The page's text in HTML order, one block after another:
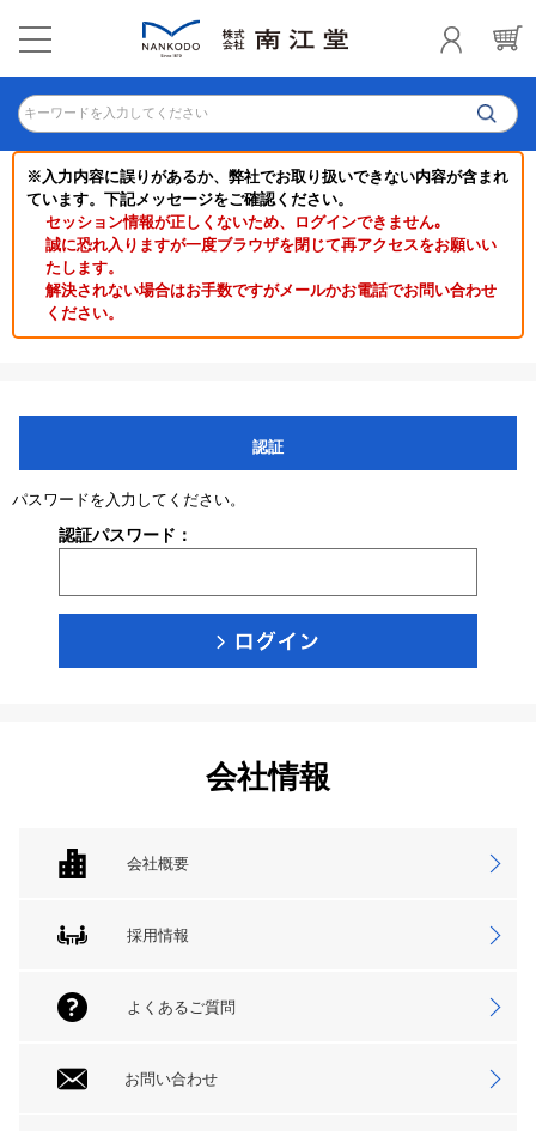
キーワードを入力してください
※入力内容に誤りがあるか、弊社でお取り扱いできない内容が含まれ
ています。下記メッセージをご確認ください。
セッション情報が正しくないため、ログインできません｡
誠に恐れ入りますが一度ブラウザを閉じて再アクセスをお願いい
たします。
解決されない場合はお手数ですがメールかお電話でお問い合わせ
ください。
認証
パスワードを入力してください。
認証パスワード：
会社情報
会社概要
採用情報
よくあるご質問
お問い合わせ